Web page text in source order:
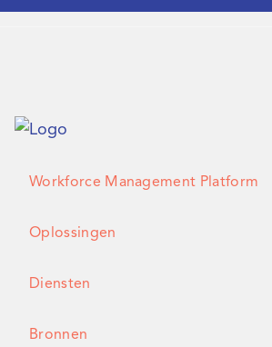
Workforce Management Platform
Oplossingen
Diensten
Bronnen